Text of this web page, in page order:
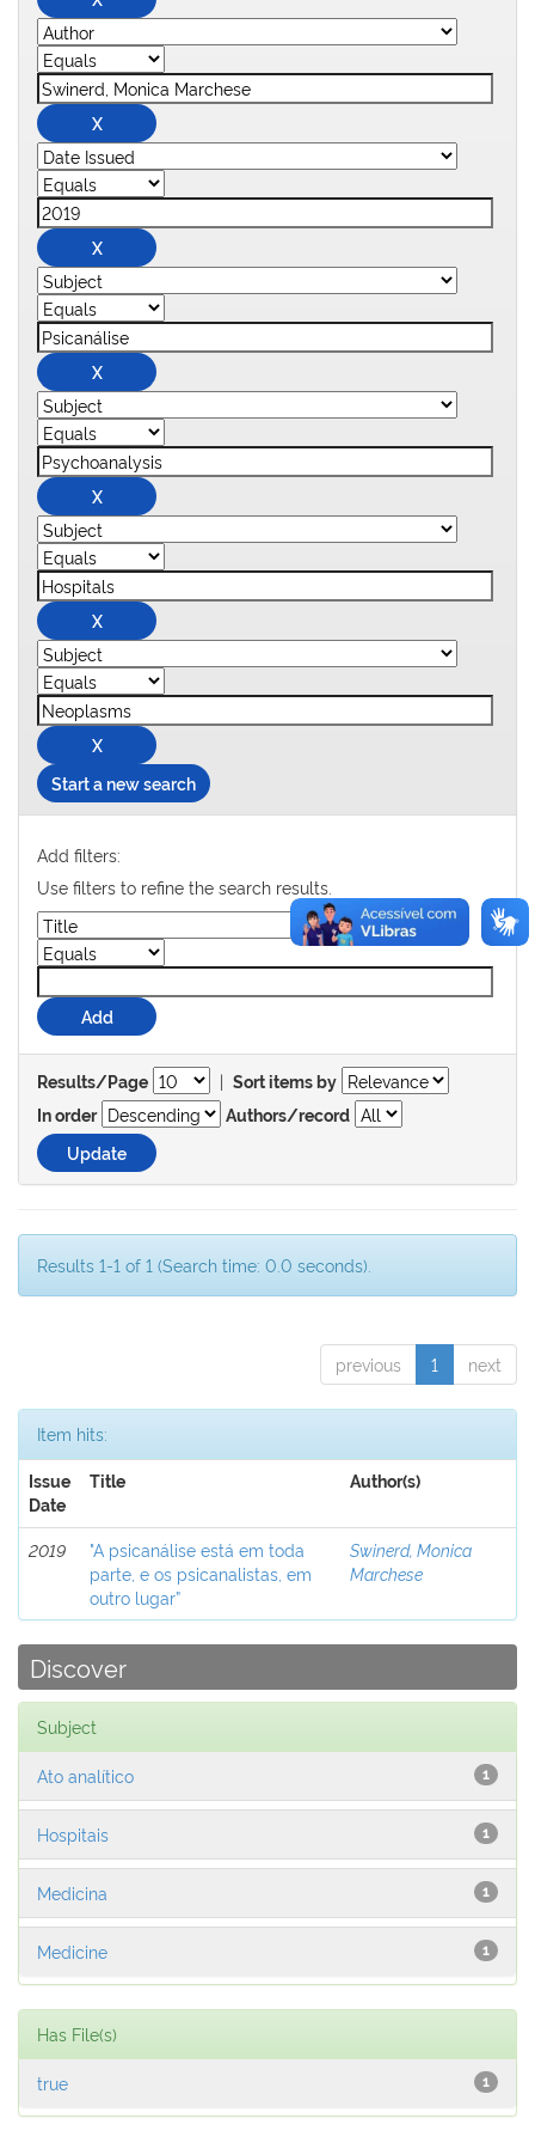
Start a new search
Add filters:
Use filters to refine the search results.
Results/Page | Sort items by
In order
Authors/record
Results 1-1 of 1 (Search time: 0.0 seconds).
previous 1 next
Item hits:
Issue
Date
Title Author(s)
2019
"A psicanálise está em toda
parte, e os psicanalistas, em
outro lugar”
Swinerd, Monica
Marchese
Discover
Subject
1
Ato analítico
1
Hospitais
1
Medicina
1
Medicine
Has File(s)
1
true